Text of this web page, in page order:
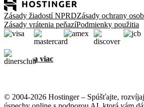
Zásady žiadostí NPRDZásady ochrany
Zásady vrátenia peňazíPodmienky použitia
a viac
© 2004-2026 Hostinger – Spúšťajte,